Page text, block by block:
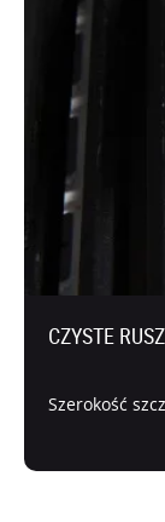
CZYSTE
Szerokość